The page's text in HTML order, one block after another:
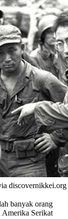
discovernikkei.org
banyak orang
Amerika Serikat